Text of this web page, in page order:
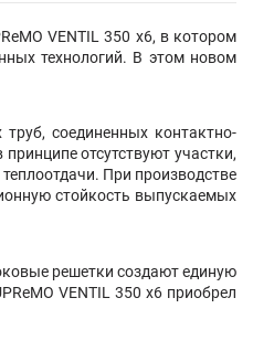
VENTIL 350 х6, в котором
технологий. В этом новом
соединенных контактно-
отсутствуют участки,
При производстве
стойкость выпускаемых
решетки создают единую
VENTIL 350 х6 приобрел